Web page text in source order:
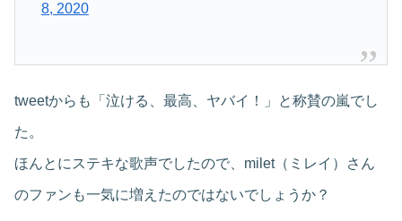
8, 2020
tweetからも「泣ける、最高、ヤバイ！」と称賛の嵐でし
た。
ほんとにステキな歌声でしたので、milet（ミレイ）さん
のファンも一気に増えたのではないでしょうか？